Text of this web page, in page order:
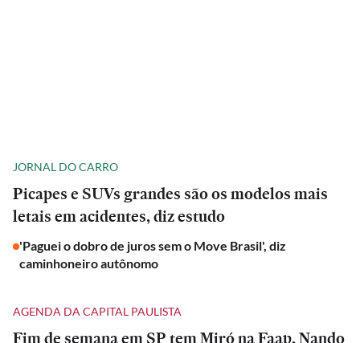
JORNAL DO CARRO
Picapes e SUVs grandes são os modelos mais
letais em acidentes, diz estudo
'Paguei o dobro de juros sem o Move Brasil', diz
caminhoneiro autônomo
AGENDA DA CAPITAL PAULISTA
Fim de semana em SP tem Miró na Faap, Nando